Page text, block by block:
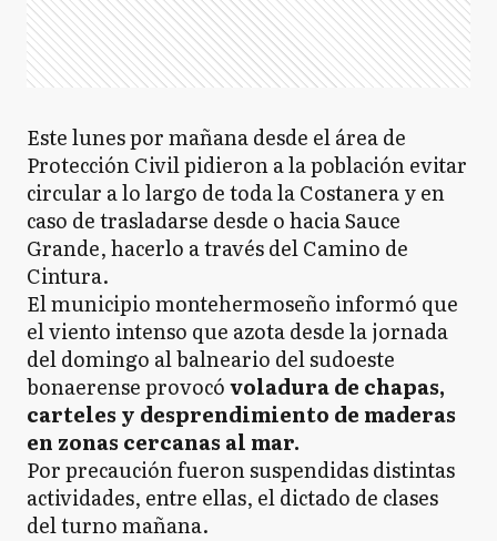
Este lunes por mañana desde el área de
Protección Civil pidieron a la población evitar
circular a lo largo de toda la Costanera y en
caso de trasladarse desde o hacia Sauce
Grande, hacerlo a través del Camino de
Cintura.
El municipio montehermoseño informó que
el viento intenso que azota desde la jornada
del domingo al balneario del sudoeste
bonaerense provocóvoladura de chapas,
carteles y desprendimiento de maderas
en zonas cercanas al mar.
Por precaución fueron suspendidas distintas
actividades, entre ellas, el dictado de clases
del turno mañana.